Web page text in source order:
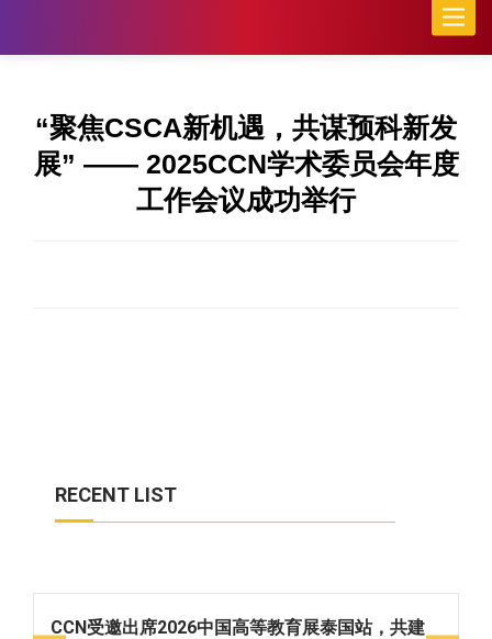
Toggle
“聚焦CSCA新机遇，共谋预科新发
展” —— 2025CCN学术委员会年度
工作会议成功举行
RECENT LIST
CCN受邀出席2026中国高等教育展泰国站，共建